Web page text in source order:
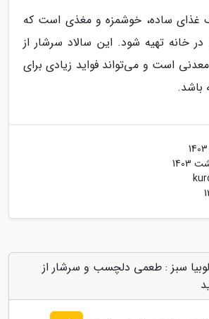
غذای ساده، خوشمزه و مغذی است که
خانه تهیه شود. این سالاد سرشار از
است و می‌تواند فواید زیادی برای
باشد.
لوبیا سبز : طعمی دلچسب و سرشار از